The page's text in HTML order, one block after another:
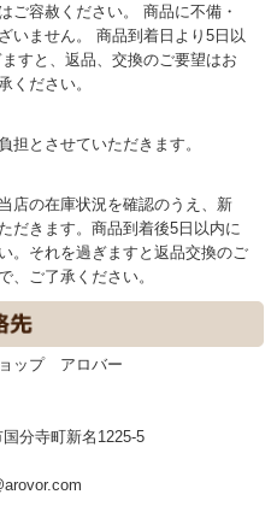
ご容赦ください。 商品に不備・
いません。 商品到着日より5日以
すと、返品、交換のご要望はお
ください。
担とさせていただきます。
店の在庫状況を確認のうえ、新
だきます。商品到着後5日以内に
。それを過ぎますと返品交換のご
、ご了承ください。
ップ アロバー
分寺町新名1225-5